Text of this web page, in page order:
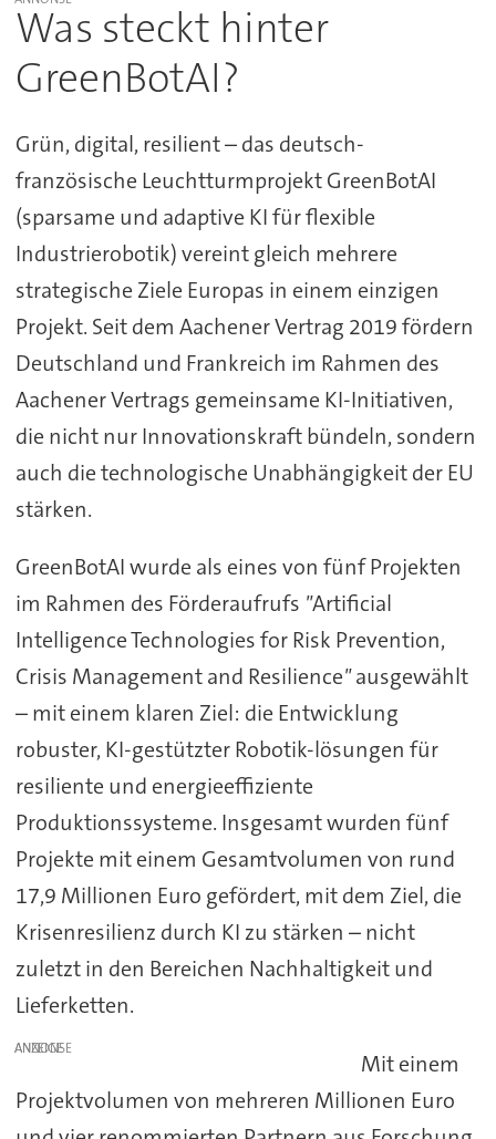
Was steckt hinter
GreenBotAI?
Grün, digital, resilient – das deutsch-
französische Leuchtturmprojekt GreenBotAI
(sparsame und adaptive KI für flexible
Industrierobotik) vereint gleich mehrere
strategische Ziele Europas in einem einzigen
Projekt. Seit dem Aachener Vertrag 2019 fördern
Deutschland und Frankreich im Rahmen des
Aachener Vertrags gemeinsame KI-Initiativen,
die nicht nur Innovationskraft bündeln, sondern
auch die technologische Unabhängigkeit der EU
stärken.
GreenBotAI wurde als eines von fünf Projekten
im Rahmen des Förderaufrufs "Artificial
Intelligence Technologies for Risk Prevention,
Crisis Management and Resilience"ausgewählt
– mit einem klaren Ziel: die Entwicklung
robuster, KI-gestützter Robotik-lösungen für
resiliente und energieeffiziente
Produktionssysteme. Insgesamt wurden fünf
Projekte mit einem Gesamtvolumen von rund
17,9 Millionen Euro gefördert, mit dem Ziel, die
Krisenresilienz durch KI zu stärken – nicht
zuletzt in den Bereichen Nachhaltigkeit und
Lieferketten.
ANZEIGE
Mit einem
Projektvolumen von mehreren Millionen Euro